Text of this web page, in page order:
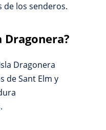
de los senderos.
Dragonera?
Dragonera
de Sant Elm y